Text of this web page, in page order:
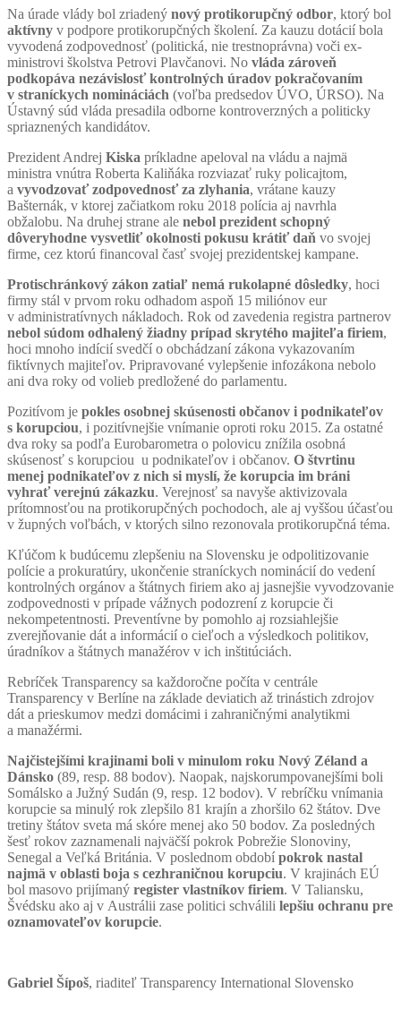
Na úrade vlády bol zriadený nový protikorupčný odbor, ktorý bol
aktívny v podpore protikorupčných školení. Za kauzu dotácií bola
vyvodená zodpovednosť (politická, nie trestnoprávna) voči ex-
ministrovi školstva Petrovi Plavčanovi. No vláda zároveň
podkopáva nezávislosť kontrolných úradov pokračovaním
v straníckych nomináciách (voľba predsedov ÚVO, ÚRSO). Na
Ústavný súd vláda presadila odborne kontroverzných a politicky
spriaznených kandidátov.
Prezident Andrej Kiska príkladne apeloval na vládu a najmä
ministra vnútra Roberta Kaliňáka rozviazať ruky policajtom,
a vyvodzovať zodpovednosť za zlyhania, vrátane kauzy
Bašternák, v ktorej začiatkom roku 2018 polícia aj navrhla
obžalobu. Na druhej strane ale nebol prezident schopný
dôveryhodne vysvetliť okolnosti pokusu krátiť daň vo svojej
firme, cez ktorú financoval časť svojej prezidentskej kampane.
Protischránkový zákon zatiaľ nemá rukolapné dôsledky, hoci
firmy stál v prvom roku odhadom aspoň 15 miliónov eur
v administratívnych nákladoch. Rok od zavedenia registra partnerov
nebol súdom odhalený žiadny prípad skrytého majiteľa firiem,
hoci mnoho indícií svedčí o obchádzaní zákona vykazovaním
fiktívnych majiteľov. Pripravované vylepšenie infozákona nebolo
ani dva roky od volieb predložené do parlamentu.
Pozitívom je pokles osobnej skúsenosti občanov i podnikateľov
s korupciou, i pozitívnejšie vnímanie oproti roku 2015. Za ostatné
dva roky sa podľa Eurobarometra o polovicu znížila osobná
skúsenosť s korupciou u podnikateľov i občanov. O štvrtinu
menej podnikateľov z nich si myslí, že korupcia im bráni
vyhrať verejnú zákazku. Verejnosť sa navyše aktivizovala
prítomnosťou na protikorupčných pochodoch, ale aj vyššou účasťou
v župných voľbách, v ktorých silno rezonovala protikorupčná téma.
Kľúčom k budúcemu zlepšeniu na Slovensku je odpolitizovanie
polície a prokuratúry, ukončenie straníckych nominácií do vedení
kontrolných orgánov a štátnych firiem ako aj jasnejšie vyvodzovanie
zodpovednosti v prípade vážnych podozrení z korupcie či
nekompetentnosti. Preventívne by pomohlo aj rozsiahlejšie
zverejňovanie dát a informácií o cieľoch a výsledkoch politikov,
úradníkov a štátnych manažérov v ich inštitúciách.
Rebríček Transparency sa každoročne počíta v centrále
Transparency v Berlíne na základe deviatich až trinástich zdrojov
dát a prieskumov medzi domácimi i zahraničnými analytikmi
a manažérmi.
Najčistejšími krajinami boli v minulom roku Nový Zéland a
Dánsko (89, resp. 88 bodov). Naopak, najskorumpovanejšími boli
Somálsko a Južný Sudán (9, resp. 12 bodov). V rebríčku vnímania
korupcie sa minulý rok zlepšilo 81 krajín a zhoršilo 62 štátov. Dve
tretiny štátov sveta má skóre menej ako 50 bodov. Za posledných
šesť rokov zaznamenali najväčší pokrok Pobrežie Slonoviny,
Senegal a Veľká Británia. V poslednom období pokrok nastal
najmä v oblasti boja s cezhraničnou korupciu. V krajinách EÚ
bol masovo prijímaný register vlastníkov firiem. V Taliansku,
Švédsku ako aj v Austrálii zase politici schválili lepšiu ochranu pre
oznamovateľov korupcie.
Gabriel Šípoš, riaditeľ Transparency International Slovensko